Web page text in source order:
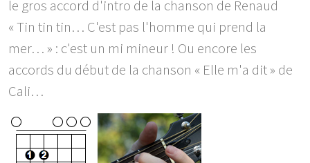
le gros accord d'intro de la chanson de Renaud
« Tin tin tin… C'est pas l'homme qui prend la
mer… » : c'est un mi mineur ! Ou encore les
accords du début de la chanson « Elle m'a dit » de
Cali…